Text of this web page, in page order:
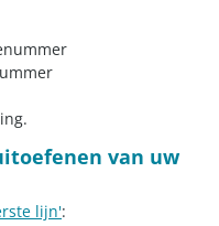
van uw
lijn':